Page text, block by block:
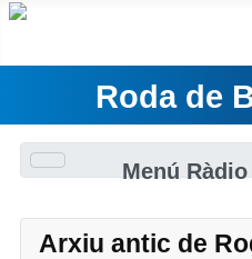
Roda de
Menú Ràdio
Arxiu antic de